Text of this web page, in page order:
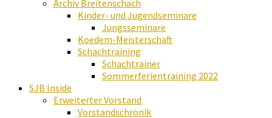
Archiv Breitenschach
Kinder- und Jugendseminare
Jungsseminare
Koedem-Meisterschaft
Schachtraining
Schachtrainer
Sommerferientraining 2022
SJB Inside
Erweiterter Vorstand
Vorstandschronik